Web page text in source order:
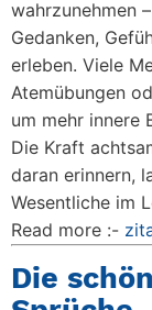
wahrzunehmen
Gedanken,
erleben. Viele
Atemübungen
um mehr innere
Die Kraft
daran erinnern,
Wesentliche im
Read more :-
Die